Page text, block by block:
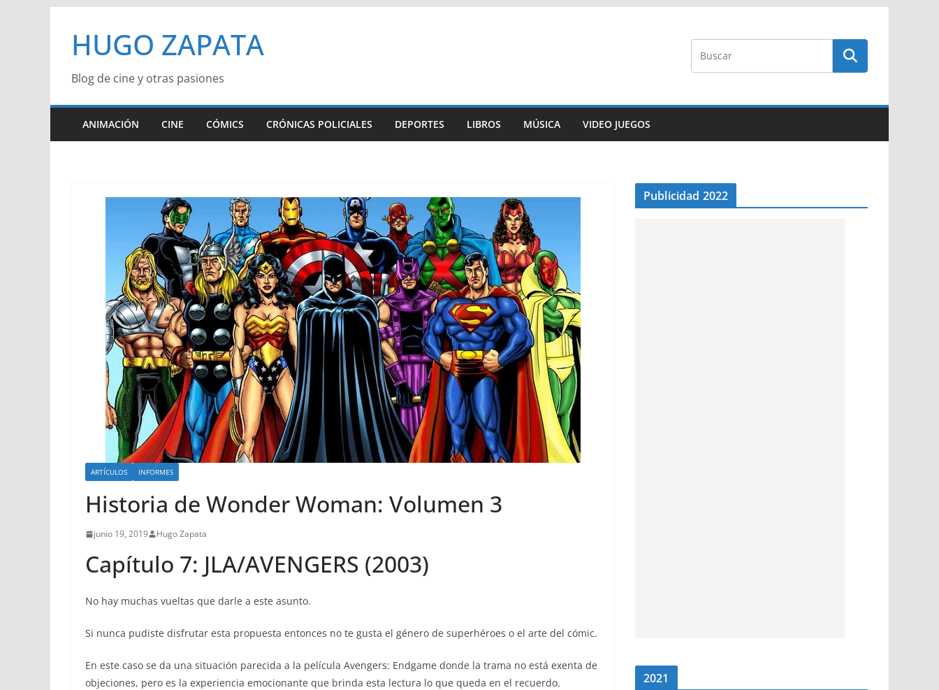
contenido
HUGO ZAPATA
Blog de cine y otras pasiones
ANIMACIÓN CINE CÓMICS CRÓNICAS POLICIALES DEPORTES LIBROS MÚSICA VIDEO JUEGOS
ARTÍCULOS INFORMES
Historia de Wonder Woman: Volumen 3
junio 19, 2019 Hugo Zapata
Capítulo 7: JLA/AVENGERS (2003)
No hay muchas vueltas que darle a este asunto.
Si nunca pudiste disfrutar esta propuesta entonces no te gusta el género de superhéroes o el arte del cómic.
En este caso se da una situación parecida a la película Avengers: Endgame donde la trama no está exenta de
objeciones, pero es la experiencia emocionante que brinda esta lectura lo que queda en el recuerdo.
Publicidad 2022
2021